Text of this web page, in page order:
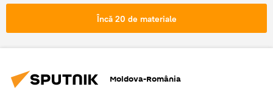
Încă 20 de materiale
Moldova-România